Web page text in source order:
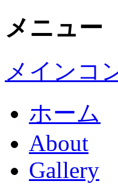
メニュー
メインコ
ホーム
About
Gallery